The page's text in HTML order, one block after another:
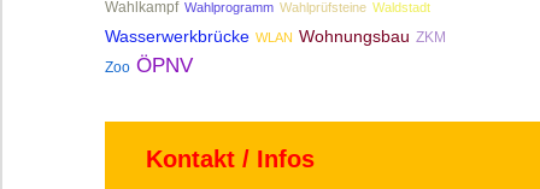
Wahlkampf Wahlprogramm Wahlprüfsteine Waldstadt
Wasserwerkbrücke WLAN Wohnungsbau ZKM
Zoo ÖPNV
Kontakt / Infos